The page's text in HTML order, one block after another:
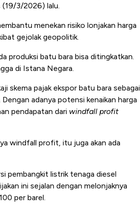
(19/3/2026) lalu.
menekan risiko lonjakan harga
gejolak geopolitik.
produksi batu bara bisa ditingkatkan.
di Istana Negara.
skema pajak ekspor batu bara sebagai
adanya potensi kenaikan harga
pendapatan dari windfall profit
windfall profit, itu juga akan ada
pembangkit listrik tenaga diesel
ini sejalan dengan melonjaknya
per barel.